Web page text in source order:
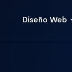
Diseño Web